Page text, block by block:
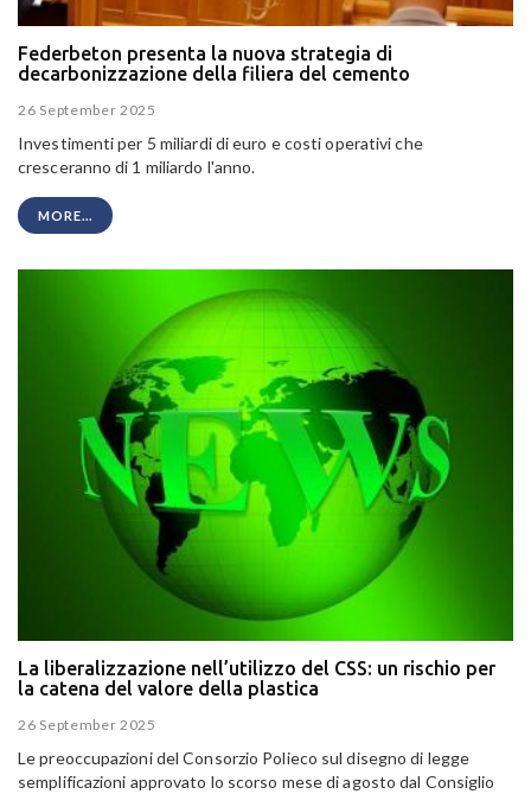
Federbeton presenta la nuova strategia di
decarbonizzazione della filiera del cemento
26 September 2025
Investimenti per 5 miliardi di euro e costi operativi che
cresceranno di 1 miliardo l'anno.
MORE...
La liberalizzazione nell’utilizzo del CSS: un rischio per
la catena del valore della plastica
26 September 2025
Le preoccupazioni del Consorzio Polieco sul disegno di legge
semplificazioni approvato lo scorso mese di agosto dal Consiglio